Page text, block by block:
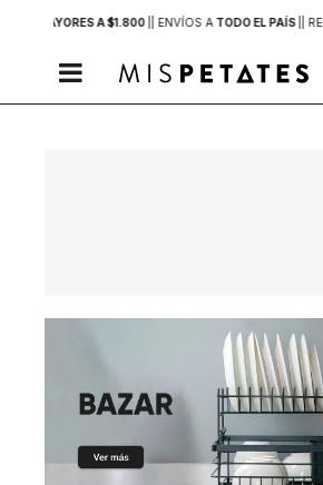
MAYORES A $1.800 | ENVÍOS A TODO EL PAÍS |
